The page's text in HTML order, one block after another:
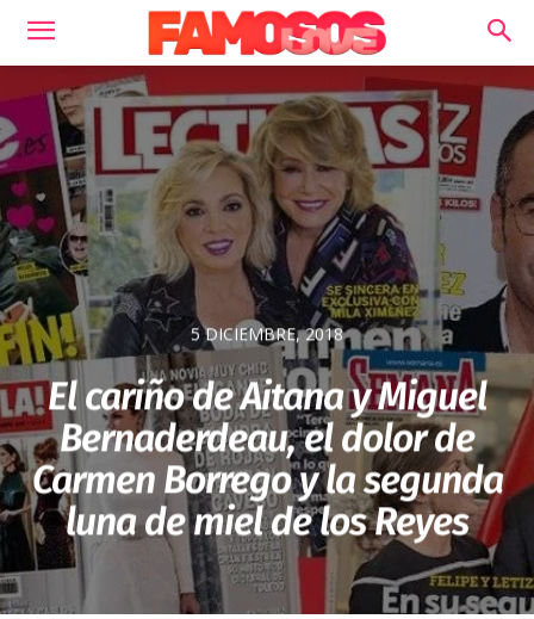
5 DICIEMBRE, 2018
El cariño de Aitana y Miguel
Bernaderdeau, el dolor de
Carmen Borrego y la segunda
luna de miel de los Reyes